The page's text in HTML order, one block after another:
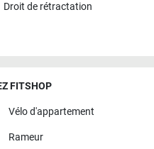
Droit de rétractation
FITSHOP
Vélo d'appartement
Rameur